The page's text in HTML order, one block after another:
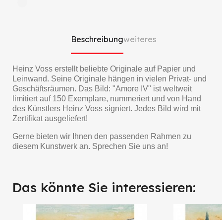
Beschreibungweiteres
Heinz Voss erstellt beliebte Originale auf Papier und
Leinwand. Seine Originale hängen in vielen Privat- und
Geschäftsräumen. Das Bild: "Amore IV" ist weltweit
limitiert auf 150 Exemplare, nummeriert und von Hand
des Künstlers Heinz Voss signiert. Jedes Bild wird mit
Zertifikat ausgeliefert!
Gerne bieten wir Ihnen den passenden Rahmen zu
diesem Kunstwerk an. Sprechen Sie uns an!
Das könnte Sie interessieren: